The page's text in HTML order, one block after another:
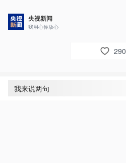
央视新闻
我用心你放心
290
评论460
我来说两句